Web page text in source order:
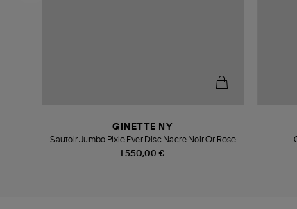
1 550,00 €
GINETTE NY
Sautoir Jumbo Pixie Ever Disc Nacre Noir Or Rose